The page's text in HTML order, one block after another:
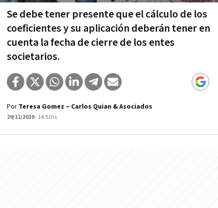
Se debe tener presente que el cálculo de los
coeficientes y su aplicación deberán tener en
cuenta la fecha de cierre de los entes
societarios.
Por Teresa Gomez – Carlos Quian & Asociados
29/11/2019- 14:51hs